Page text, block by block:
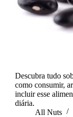
Descubra tudo
como consumir,
incluir esse
diária.
All Nuts